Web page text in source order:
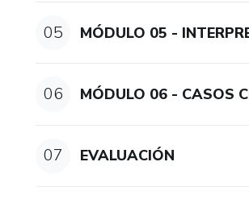
05 MÓDULO 05 -
06 MÓDULO 06 - CASOS
07 EVALUACIÓN